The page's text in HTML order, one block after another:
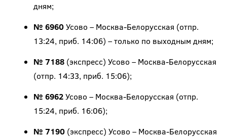
дням;
№ 6960Усово – Москва-Белорусская (отпр.
13:24, приб. 14:06) – только по выходным дням;
№ 7188(экспресс) Усово – Москва-Белорусская
(отпр. 14:33, приб. 15:06);
№ 6962Усово – Москва-Белорусская (отпр.
15:24, приб. 16:06);
№ 7190(экспресс) Усово – Москва-Белорусская